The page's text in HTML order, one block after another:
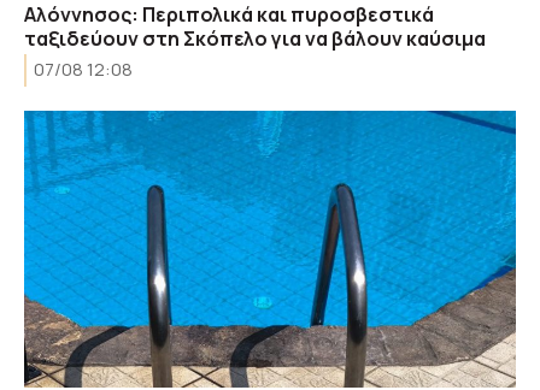
Αλόννησος: Περιπολικά και πυροσβεστικά
ταξιδεύουν στη Σκόπελο για να βάλουν καύσιμα
07/08 12:08